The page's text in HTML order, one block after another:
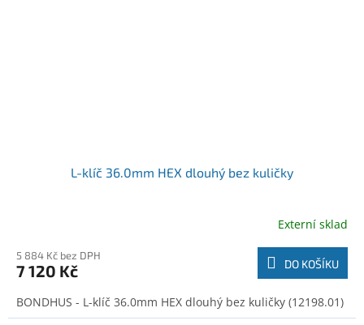
L-klíč 36.0mm HEX dlouhý bez kuličky
Externí sklad
5 884 Kč bez DPH
7 120 Kč DO KOŠÍKU
BONDHUS - L-klíč 36.0mm HEX dlouhý bez kuličky (12198.01)